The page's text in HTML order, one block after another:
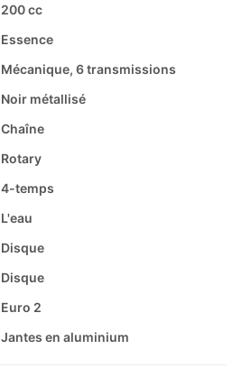
200 cc
Essence
Mécanique, 6 transmissions
Noir métallisé
Chaîne
Rotary
4-temps
L'eau
Disque
Disque
Euro 2
Jantes en aluminium